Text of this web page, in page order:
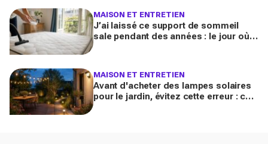
MAISON ET ENTRETIEN
J’ai laissé ce support de sommeil
sale pendant des années : le jour où
MAISON ET ENTRETIEN
Avant d'acheter des lampes solaires
pour le jardin, évitez cette erreur : ces